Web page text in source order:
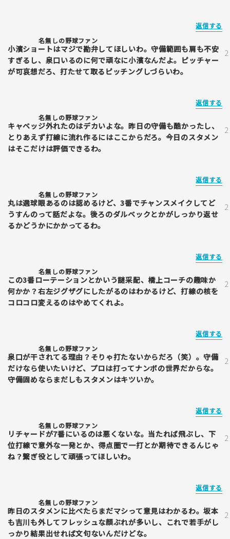
返信する
名無しの野球ファン
小濱ショートはマジで勘弁してほしいわ。守備範囲も肩も不安
すぎるし、泉口いるのに何で頑なに小濱なんだよ。ピッチャー
が可哀想だろ、打たせて取るピッチングしづらいわ。
返信する
名無しの野球ファン
キャベッジ外れたのはデカいよな。昨日の守備も酷かったし、
とりあえず打線に流れ作るにはここからだろ。今日のスタメン
はそこだけは評価できるわ。
返信する
名無しの野球ファン
丸は選球眼あるのは認めるけど、3番でチャンスメイクしてど
うすんのって話だよな。後ろのダルベックとかがしっかり返せ
るかどうかにかかってるわ。
返信する
名無しの野球ファン
この3番ローテーションとかいう謎采配、橋上コーチの趣味か
何かか？右左ジグザグにしたがるのはわかるけど、打線の核を
コロコロ変えるのはやめてくれよ。
返信する
名無しの野球ファン
泉口が干されてる理由？そりゃ打たないからだろ（笑）。守備
だけなら使いたいけど、プロは打ってナンボの世界だからな。
守備固めならまだしもスタメンはキツいか。
返信する
名無しの野球ファン
リチャードが7番にいるのは悪くないな。当たれば飛ぶし、下
位打線で意外な一発とか、得点圏で一打とか期待できるんじゃ
ね？繋ぎ役として頑張ってほしいわ。
返信する
名無しの野球ファン
昨日のスタメンに比べたらまだマシって意見はわかるわ。坂本
も吉川も外してフレッシュな顔ぶれが多いし、これで若手がし
っかり結果出せれば文句ないんだけどな。